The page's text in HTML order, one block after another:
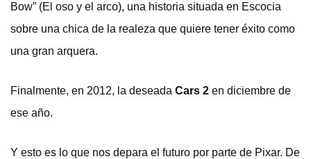
Bow” (El oso y el arco), una historia situada en Escocia
sobre una chica de la realeza que quiere tener éxito como
una gran arquera.
Finalmente, en 2012, la deseada Cars 2 en diciembre de
ese año.
Y esto es lo que nos depara el futuro por parte de Pixar. De